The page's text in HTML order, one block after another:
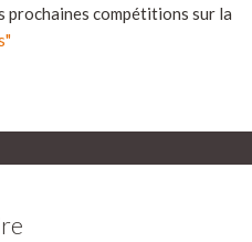
prochaines compétitions sur la